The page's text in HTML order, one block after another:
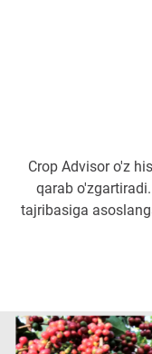
Crop Advisor o'z
qarab
tajribasiga